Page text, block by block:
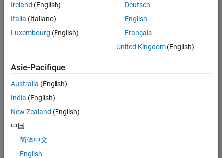
recherche
ou
afficher
l’ensemble
d'emploi.
malgré
tout
vous
trouvez
pas
d'offre
Ireland (English)
Italia (Italiano)
Luxembourg (English)
Deutsch
English
Français
United Kingdom(English)
Asie-Pacifique
Australia (English)
India (English)
New Zealand (English)
中国
简体中文
English